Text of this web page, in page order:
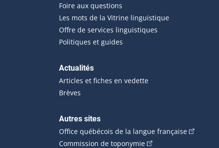
Foire aux questions
Les mots de la Vitrine linguistique
Offre de services linguistiques
Politiques et guides
Actualités
Articles et fiches en vedette
Brèves
Autres sites
Office québécois de la langue française(Cet
Commission de toponymie(Cet hyperlien externe